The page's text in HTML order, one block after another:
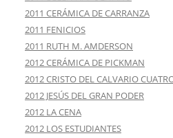
2011 CERÁMICA DE CARRANZA
2011 FENICIOS
2011 RUTH M. AMDERSON
2012 CERÁMICA DE PICKMAN
2012 CRISTO DEL CALVARIO
2012 JESÚS DEL GRAN PODER
2012 LA CENA
2012 LOS ESTUDIANTES